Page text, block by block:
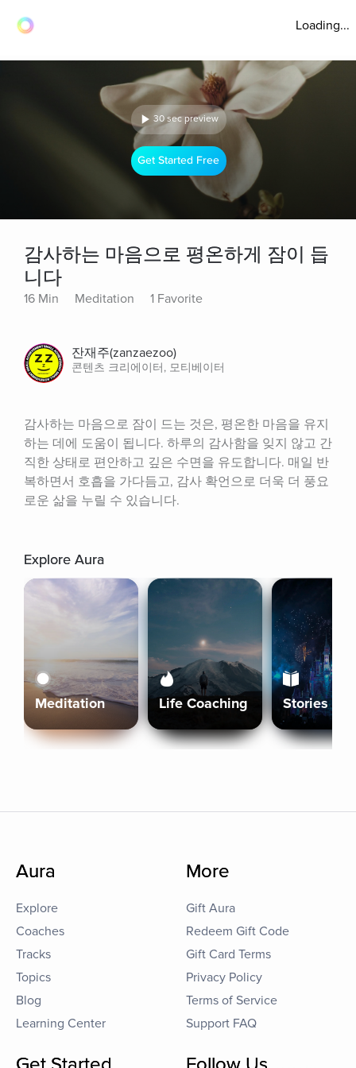
Loading...
30 sec preview
Get Started Free
감사하는 마음으로 평온하게 잠이 듭
니다
16 Min Meditation 1 Favorite
잔재주(zanzaezoo)
콘텐츠 크리에이터, 모티베이터
감사하는 마음으로 잠이 드는 것은, 평온한 마음을 유지
하는 데에 도움이 됩니다. 하루의 감사함을 잊지 않고 간
직한 상태로 편안하고 깊은 수면을 유도합니다. 매일 반
복하면서 호흡을 가다듬고, 감사 확언으로 더욱 더 풍요
로운 삶을 누릴 수 있습니다.
Explore Aura
Meditation Life Coaching Stories
Aura
Explore
Coaches
Tracks
Topics
Blog
Learning Center
More
Gift Aura
Redeem Gift Code
Gift Card Terms
Privacy Policy
Terms of Service
Support FAQ